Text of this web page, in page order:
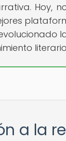
Hoy,
a la